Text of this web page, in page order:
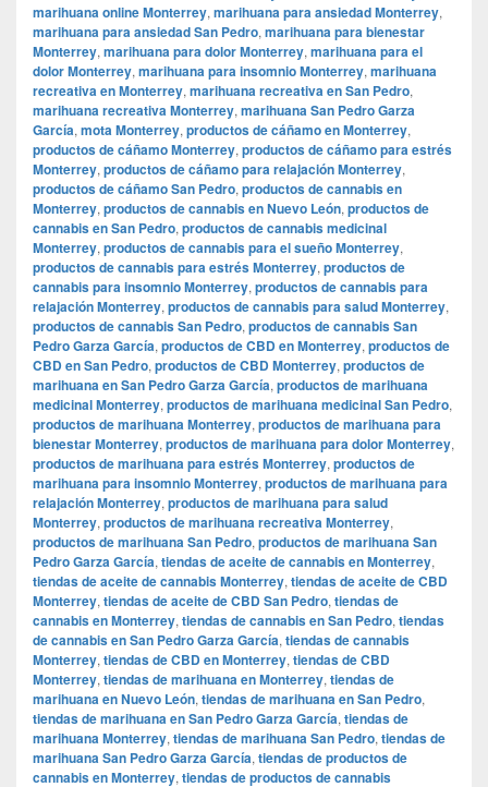
marihuana online Monterrey, marihuana para ansiedad Monterrey,
marihuana para ansiedad San Pedro, marihuana para bienestar
Monterrey, marihuana para dolor Monterrey, marihuana para el
dolor Monterrey, marihuana para insomnio Monterrey, marihuana
recreativa en Monterrey, marihuana recreativa en San Pedro,
marihuana recreativa Monterrey, marihuana San Pedro Garza
García, mota Monterrey, productos de cáñamo en Monterrey,
productos de cáñamo Monterrey, productos de cáñamo para estrés
Monterrey, productos de cáñamo para relajación Monterrey,
productos de cáñamo San Pedro, productos de cannabis en
Monterrey, productos de cannabis en Nuevo León, productos de
cannabis en San Pedro, productos de cannabis medicinal
Monterrey, productos de cannabis para el sueño Monterrey,
productos de cannabis para estrés Monterrey, productos de
cannabis para insomnio Monterrey, productos de cannabis para
relajación Monterrey, productos de cannabis para salud Monterrey,
productos de cannabis San Pedro, productos de cannabis San
Pedro Garza García, productos de CBD en Monterrey, productos de
CBD en San Pedro, productos de CBD Monterrey, productos de
marihuana en San Pedro Garza García, productos de marihuana
medicinal Monterrey, productos de marihuana medicinal San Pedro,
productos de marihuana Monterrey, productos de marihuana para
bienestar Monterrey, productos de marihuana para dolor Monterrey,
productos de marihuana para estrés Monterrey, productos de
marihuana para insomnio Monterrey, productos de marihuana para
relajación Monterrey, productos de marihuana para salud
Monterrey, productos de marihuana recreativa Monterrey,
productos de marihuana San Pedro, productos de marihuana San
Pedro Garza García, tiendas de aceite de cannabis en Monterrey,
tiendas de aceite de cannabis Monterrey, tiendas de aceite de CBD
Monterrey, tiendas de aceite de CBD San Pedro, tiendas de
cannabis en Monterrey, tiendas de cannabis en San Pedro, tiendas
de cannabis en San Pedro Garza García, tiendas de cannabis
Monterrey, tiendas de CBD en Monterrey, tiendas de CBD
Monterrey, tiendas de marihuana en Monterrey, tiendas de
marihuana en Nuevo León, tiendas de marihuana en San Pedro,
tiendas de marihuana en San Pedro Garza García, tiendas de
marihuana Monterrey, tiendas de marihuana San Pedro, tiendas de
marihuana San Pedro Garza García, tiendas de productos de
cannabis en Monterrey, tiendas de productos de cannabis